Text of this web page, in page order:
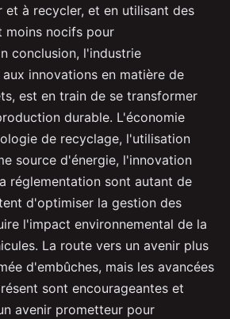
et à recycler, et en utilisant des
moins nocifs pour
conclusion, l'industrie
innovations en matière de
est en train de se transformer
durable. L'économie
de recyclage, l'utilisation
source d'énergie, l'innovation
réglementation sont autant de
d'optimiser la gestion des
l'impact environnemental de la
La route vers un avenir plus
d'embûches, mais les avancées
sont encourageantes et
avenir prometteur pour